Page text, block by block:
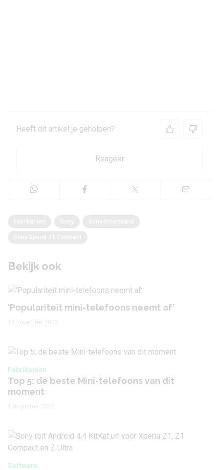
Heeft dit artikel je geholpen?
Reageer
Bekijk ook
‘Populariteit mini-telefoons neemt af’
Fabrikanten
Top 5: de beste Mini-telefoons van dit
moment
Software